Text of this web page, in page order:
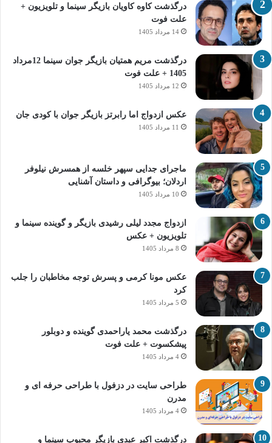
درگذشت کاوه کاویان بازیگر سینما و تلویزیون +
علت فوت
14 مرداد 1405
درگذشت مریم همتیان بازیگر جوان سینما 12مرداد
1405 + علت فوت
12 مرداد 1405
عکس ازدواج اما رابرتز بازیگر جوان با کودی جان
11 مرداد 1405
ماجرای جدایی سپهر خلسه از همسرش نیلوفر
اردلان؛ بیوگرافی و داستان آشنایی
10 مرداد 1405
ازدواج مجدد لیلی رشیدی بازیگر و گوینده سینما و
تلویزیون + عکس
8 مرداد 1405
عکس مونا کرمی و پسرش توجه مخاطبان را جلب
کرد
5 مرداد 1405
درگذشت محمد یاراحمدی گوینده و دوبلور
پیشکسوت + علت فوت
4 مرداد 1405
طراحی سایت در دزفول با طراحی حرفه‌ ای و
مدرن
4 مرداد 1405
درگذشت اکبر عبدی بازیگر محبوب سینما و